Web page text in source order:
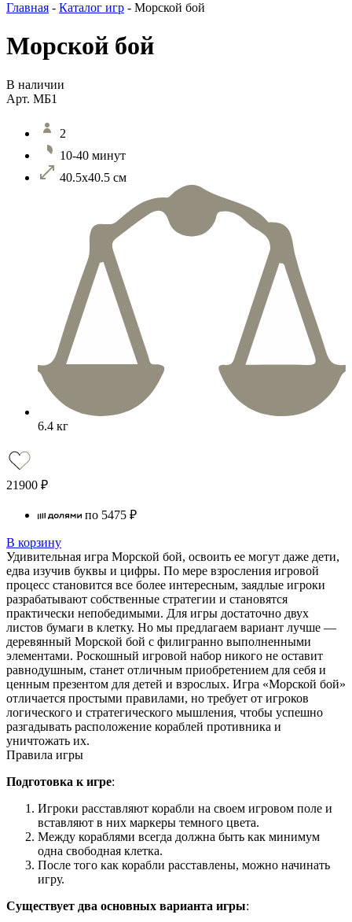
Главная - Каталог игр - Морской бой
Морской бой
В наличии
Арт. МБ1
2
10-40 минут
40.5х40.5 см
6.4 кг
21900 ₽
по 5475 ₽
В корзину
Удивительная игра Морской бой, освоить ее могут даже дети,
едва изучив буквы и цифры. По мере взросления игровой
процесс становится все более интересным, заядлые игроки
разрабатывают собственные стратегии и становятся
практически непобедимыми. Для игры достаточно двух
листов бумаги в клетку. Но мы предлагаем вариант лучше —
деревянный Морской бой с филигранно выполненными
элементами. Роскошный игровой набор никого не оставит
равнодушным, станет отличным приобретением для себя и
ценным презентом для детей и взрослых. Игра «Морской бой»
отличается простыми правилами, но требует от игроков
логического и стратегического мышления, чтобы успешно
разгадывать расположение кораблей противника и
уничтожать их.
Правила игры
Подготовка к игре:
Игроки расставляют корабли на своем игровом поле и
вставляют в них маркеры темного цвета.
Между кораблями всегда должна быть как минимум
одна свободная клетка.
После того как корабли расставлены, можно начинать
игру.
Существует два основных варианта игры: